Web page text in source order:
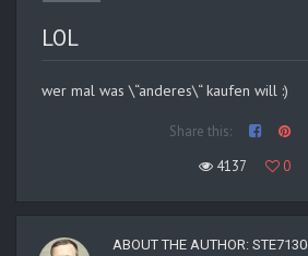
LOL
wer mal was \“anderes\“ kaufen will :)
Share this:
4137
0
ABOUT THE AUTHOR: STE7130